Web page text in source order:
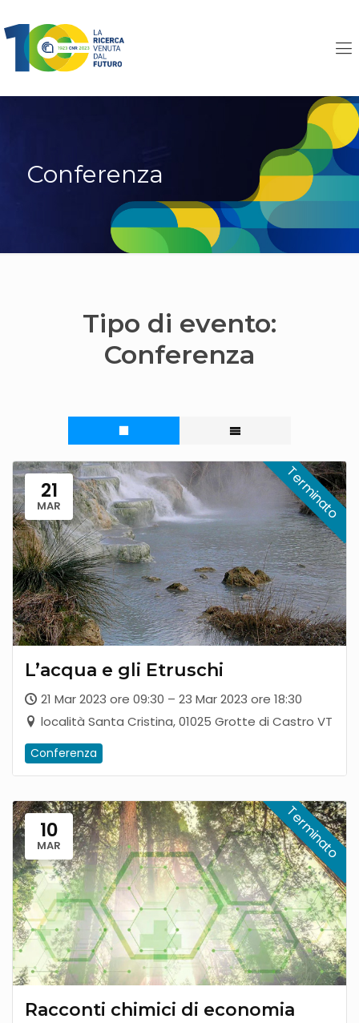
Conferenza
Tipo di evento:
Conferenza
21
MAR
L’acqua e gli Etruschi
21 Mar 2023 ore 09:30 – 23 Mar 2023 ore 18:30
località Santa Cristina, 01025 Grotte di Castro VT
Conferenza
10
MAR
Racconti chimici di economia